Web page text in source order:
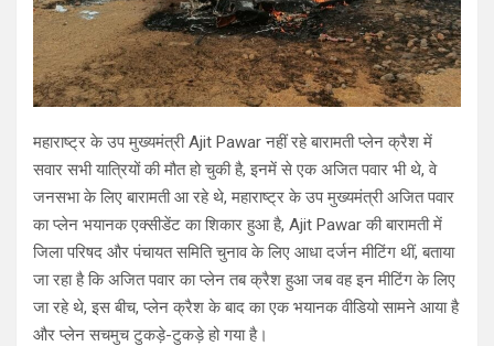
महाराष्ट्र के उप मुख्यमंत्री Ajit Pawar नहीं रहे बारामती प्लेन क्रैश में
सवार सभी यात्रियों की मौत हो चुकी है, इनमें से एक अजित पवार भी थे, वे
जनसभा के लिए बारामती आ रहे थे, महाराष्ट्र के उप मुख्यमंत्री अजित पवार
का प्लेन भयानक एक्सीडेंट का शिकार हुआ है, Ajit Pawar की बारामती में
जिला परिषद और पंचायत समिति चुनाव के लिए आधा दर्जन मीटिंग थीं, बताया
जा रहा है कि अजित पवार का प्लेन तब क्रैश हुआ जब वह इन मीटिंग के लिए
जा रहे थे, इस बीच, प्लेन क्रैश के बाद का एक भयानक वीडियो सामने आया है
और प्लेन सचमुच टुकड़े-टुकड़े हो गया है।